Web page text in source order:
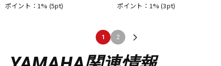
ポイント：1% (5pt) ポイント：1%(3pt)
1 2